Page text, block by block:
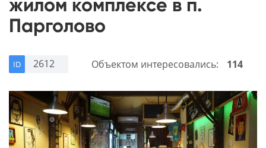
жилом комплексе в п.
Парголово
ID 2612 Объектом интересовались: 114